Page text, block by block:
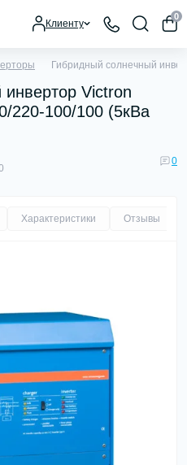
Клиенту
0
Гибридный солнечный
Victron
220-100/100 (5кВа
0
Характеристики Отзывы